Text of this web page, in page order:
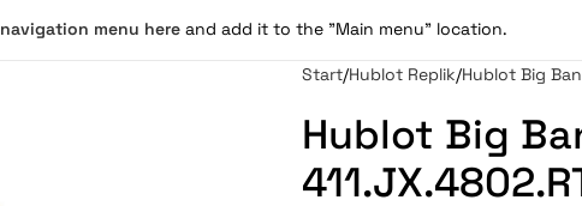
navigation menu here and add it to the "Main menu" location.
Start Hublot Replik Hublot Big
Hublot Big